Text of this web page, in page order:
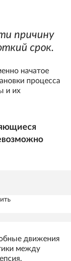
причину
срок.
начатое
процесса
и их
движения
между